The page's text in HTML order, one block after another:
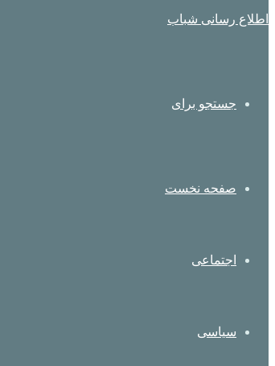
اطلاع رسانی شباب
جستجو برای
صفحه نخست
اجتماعی
سیاسی